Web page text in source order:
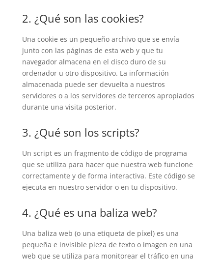
2. ¿Qué son las cookies?
Una cookie es un pequeño archivo que se envía
junto con las páginas de esta web y que tu
navegador almacena en el disco duro de su
ordenador u otro dispositivo. La información
almacenada puede ser devuelta a nuestros
servidores o a los servidores de terceros apropiados
durante una visita posterior.
3. ¿Qué son los scripts?
Un script es un fragmento de código de programa
que se utiliza para hacer que nuestra web funcione
correctamente y de forma interactiva. Este código se
ejecuta en nuestro servidor o en tu dispositivo.
4. ¿Qué es una baliza web?
Una baliza web (o una etiqueta de píxel) es una
pequeña e invisible pieza de texto o imagen en una
web que se utiliza para monitorear el tráfico en una